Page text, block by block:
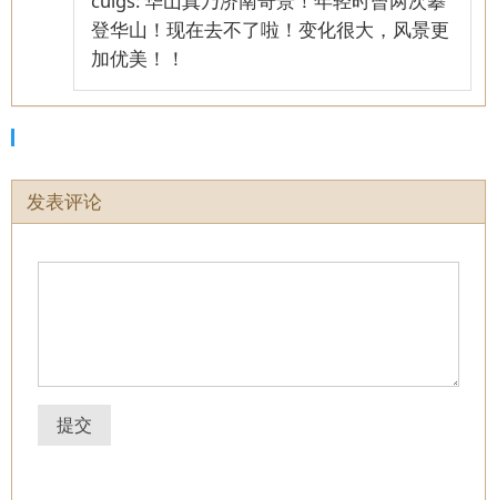
登华山！现在去不了啦！变化很大，风景更
加优美！！
发表评论
提交